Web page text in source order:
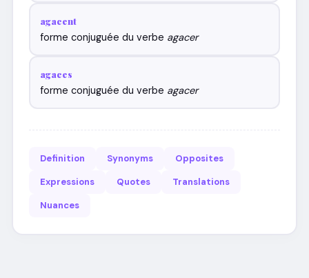
agacent
forme conjuguée du verbe agacer
agaces
forme conjuguée du verbe agacer
Definition Synonyms
Opposites
Expressions
Quotes
Translations
Nuances